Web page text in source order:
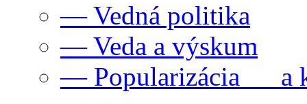
— Vedná politika
— Veda a výskum
— Popularizácia a